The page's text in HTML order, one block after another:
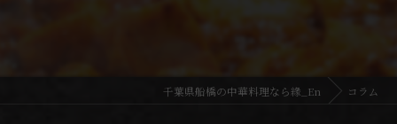
千葉県船橋の中華料理なら緣_En コラム